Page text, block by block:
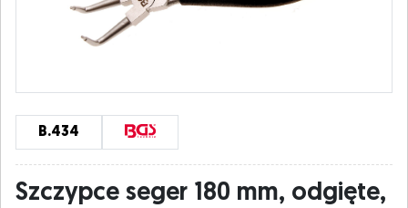
B.434
Szczypce seger 180 mm, odgięte,